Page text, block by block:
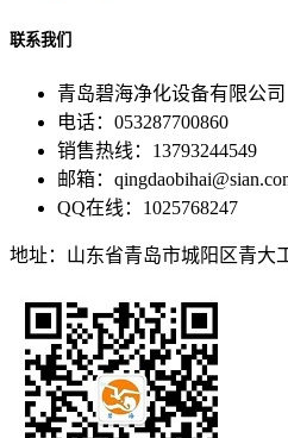
联系我们
青岛碧海净化设备有限公司
电话：053287700860
销售热线：13793244549
邮箱：
QQ在线：1025768247
地址：山东省青岛市城阳区青大